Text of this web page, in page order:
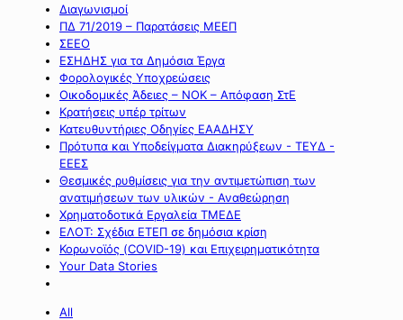
Διαγωνισμοί
ΠΔ 71/2019 – Παρατάσεις ΜΕΕΠ
ΣΕΕΟ
ΕΣΗΔΗΣ για τα Δημόσια Έργα
Φορολογικές Υποχρεώσεις
Οικοδομικές Άδειες – ΝΟΚ – Απόφαση ΣτΕ
Κρατήσεις υπέρ τρίτων
Κατευθυντήριες Οδηγίες ΕΑΑΔΗΣΥ
Πρότυπα και Υποδείγματα Διακηρύξεων - ΤΕΥΔ -
ΕΕΕΣ
Θεσμικές ρυθμίσεις για την αντιμετώπιση των
ανατιμήσεων των υλικών - Αναθεώρηση
Χρηματοδοτικά Εργαλεία ΤΜΕΔΕ
ΕΛΟΤ: Σχέδια ΕΤΕΠ σε δημόσια κρίση
Κορωνοϊός (COVID-19) και Επιχειρηματικότητα
Your Data Stories
All